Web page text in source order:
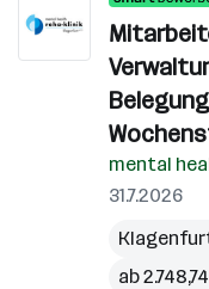
mental
31.7.2026
ab